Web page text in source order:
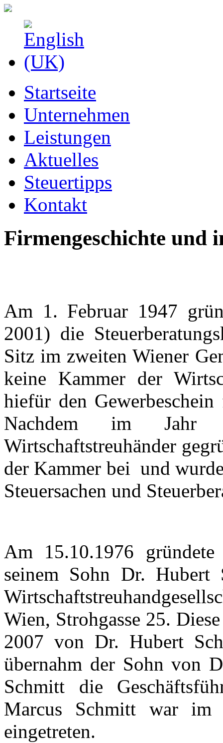
Startseite
Unternehmen
Leistungen
Aktuelles
Steuertipps
Kontakt
Firmengeschichte und
Am 1. Februar 1947
2001) die
Sitz im zweiten Wiener
keine Kammer der
hiefür den
Nachdem im
Wirtschaftstreuhänder
der Kammer bei und
Steuersachen und
Am 15.10.1976
seinem Sohn Dr.
Wien, Strohgasse 25.
2007 von Dr. Hubert
übernahm der Sohn von
Schmitt die
Marcus Schmitt war im
eingetreten.